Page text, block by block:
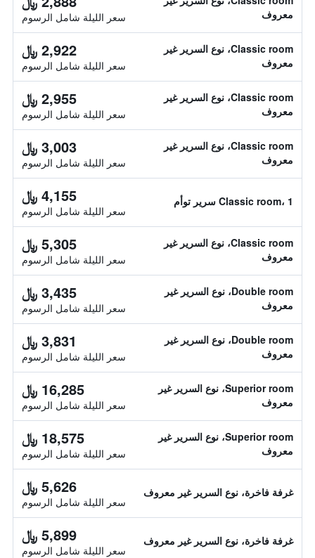
معروف
سعر الليلة شامل الرسوم
Classic room، نوع السرير غير
معروف
2,922 ﷼
سعر الليلة شامل الرسوم
Classic room، نوع السرير غير
معروف
2,955 ﷼
سعر الليلة شامل الرسوم
Classic room، نوع السرير غير
معروف
3,003 ﷼
سعر الليلة شامل الرسوم
Classic room، 1 سرير توأم 4,155 ﷼
سعر الليلة شامل الرسوم
Classic room، نوع السرير غير
معروف
5,305 ﷼
سعر الليلة شامل الرسوم
Double room، نوع السرير غير
معروف
3,435 ﷼
سعر الليلة شامل الرسوم
Double room، نوع السرير غير
معروف
3,831 ﷼
سعر الليلة شامل الرسوم
Superior room، نوع السرير غير
معروف
16,285 ﷼
سعر الليلة شامل الرسوم
Superior room، نوع السرير غير
معروف
18,575 ﷼
سعر الليلة شامل الرسوم
غرفة فاخرة، نوع السرير غير معروف 5,626 ﷼
سعر الليلة شامل الرسوم
غرفة فاخرة، نوع السرير غير معروف 5,899 ﷼
سعر الليلة شامل الرسوم